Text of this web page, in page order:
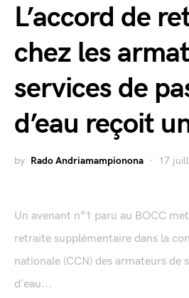
L’accord de
chez les
services de
d’eau reçoit
by Rado Andriamampionona 17
Un avenant n°1 paru au BOCC
retraite supplémentaire dans la
nationale (CCN) des armateurs de
d’eau...